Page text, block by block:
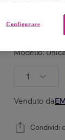
Modello:
1
Venduto da
Condividi
Configurare